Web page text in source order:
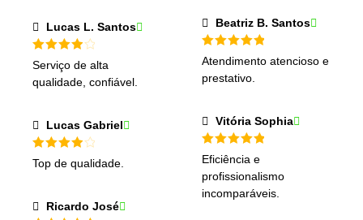
Lucas L. Santos
Avaliação
4de 5
Serviço de alta
qualidade, confiável.
Lucas Gabriel
Avaliação
4 de 5
Top de qualidade.
Ricardo José
Beatriz B. Santos
Avaliação 5
de 5
Atendimento atencioso e
prestativo.
Vitória Sophia
Avaliação
de 5
Eficiência e
profissionalismo
incomparáveis.